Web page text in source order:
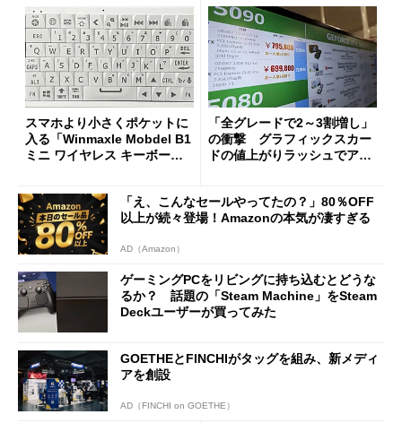
スマホより小さくポケットに
入る「Winmaxle Mobdel B1
ミニ ワイヤレス キーボー
「全グレードで2～3割増し」
の衝撃 グラフィックスカー
ドの値上がりラッシュでアキ
「え、こんなセールやってたの？」80％OFF
以上が続々登場！Amazonの本気が凄すぎる
AD（Amazon）
ゲーミングPCをリビングに持ち込むとどうな
るか？ 話題の「Steam Machine」をSteam
Deckユーザーが買ってみた
GOETHEとFINCHIがタッグを組み、新メディ
アを創設
AD（FINCHI on GOETHE）